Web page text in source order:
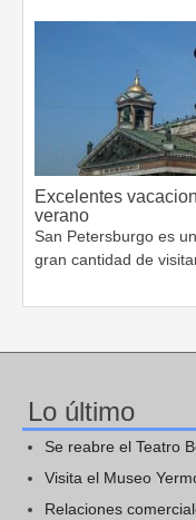
Excelentes
verano
San Petersburgo es
gran cantidad de
Lo último
Se reabre el Teatro
Visita el Museo
Relaciones